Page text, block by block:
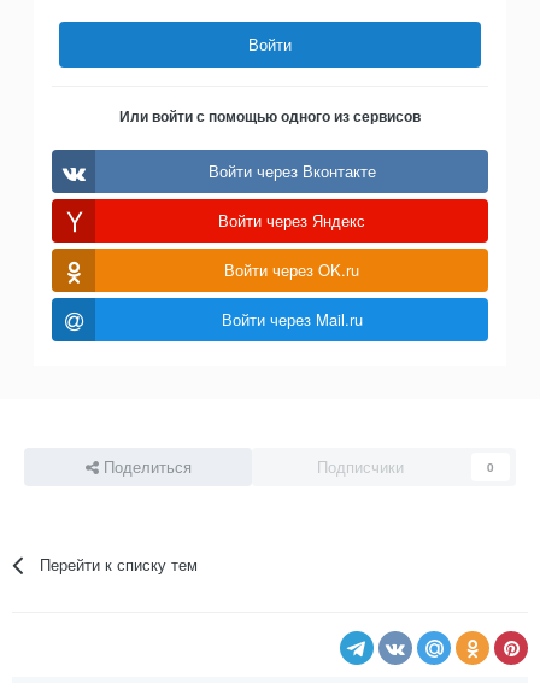
Войти
Или войти с помощью одного из сервисов
Войти через Вконтакте
Войти через Яндекс
Войти через OK.ru
Войти через Mail.ru
Поделиться Подписчики 0
Перейти к списку тем